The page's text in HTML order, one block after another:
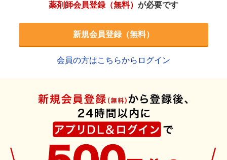
薬剤師会員登録（無料） が必要です
新規会員登録（無料）
会員の方はこちらからログイン